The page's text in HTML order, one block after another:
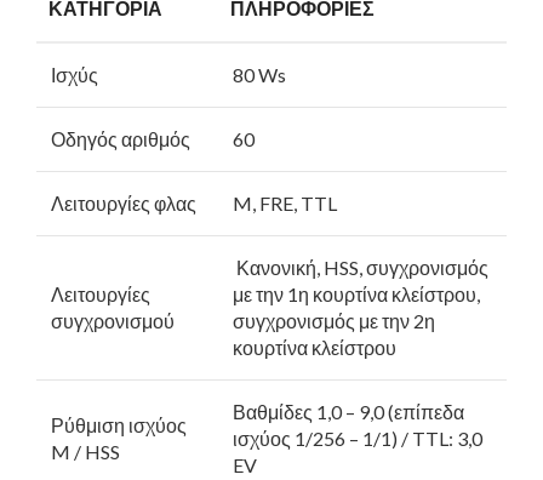
ΚΑΤΗΓΟΡΙΑ ΠΛΗΡΟΦΟΡΙΕΣ
Ισχύς 80 Ws
Οδηγός αριθμός 60
Λειτουργίες φλας M, FRE, TTL
Λειτουργίες
συγχρονισμού
Κανονική, HSS, συγχρονισμός
με την 1η κουρτίνα κλείστρου,
συγχρονισμός με την 2η
κουρτίνα κλείστρου
Ρύθμιση ισχύος
M / HSS
Βαθμίδες 1,0 – 9,0 (επίπεδα
ισχύος 1/256 – 1/1) / TTL: 3,0
EV